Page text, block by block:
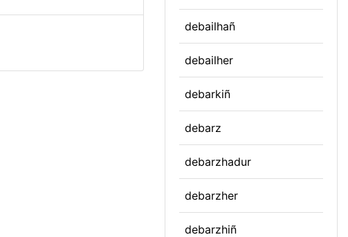
debailhañ
debailher
debarkiñ
debarz
debarzhadur
debarzher
debarzhiñ